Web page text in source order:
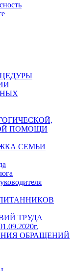
ПОМОЩИ
СЕМЬИ
ТРУДА
ОБРАЩЕНИЙ